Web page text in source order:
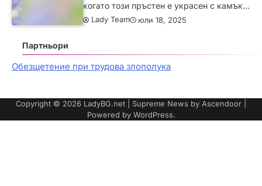
когато този пръстен е украсен с камък…
Lady Team юли 18, 2025
Партньори
Обезщетение при трудова злополука
Copyright © 2026 LadyBG.net | Supreme News by Ascendoor
Powered by WordPress.